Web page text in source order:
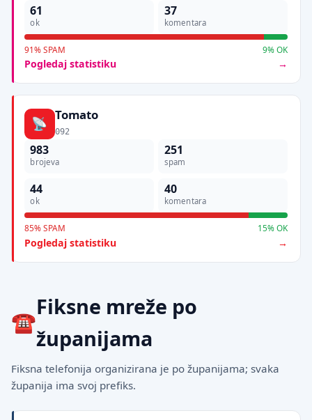
61
ok
37
komentara
91% SPAM 9% OK
Pogledaj statistiku
Tomato
092
983
brojeva
251
spam
44
ok
40
komentara
85% SPAM 15% OK
Pogledaj statistiku
Fiksne mreže po
županijama
Fiksna telefonija organizirana je po županijama; svaka
županija ima svoj prefiks.